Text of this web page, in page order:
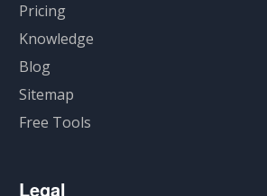
Pricing
Knowledge
Blog
Sitemap
Free Tools
Legal